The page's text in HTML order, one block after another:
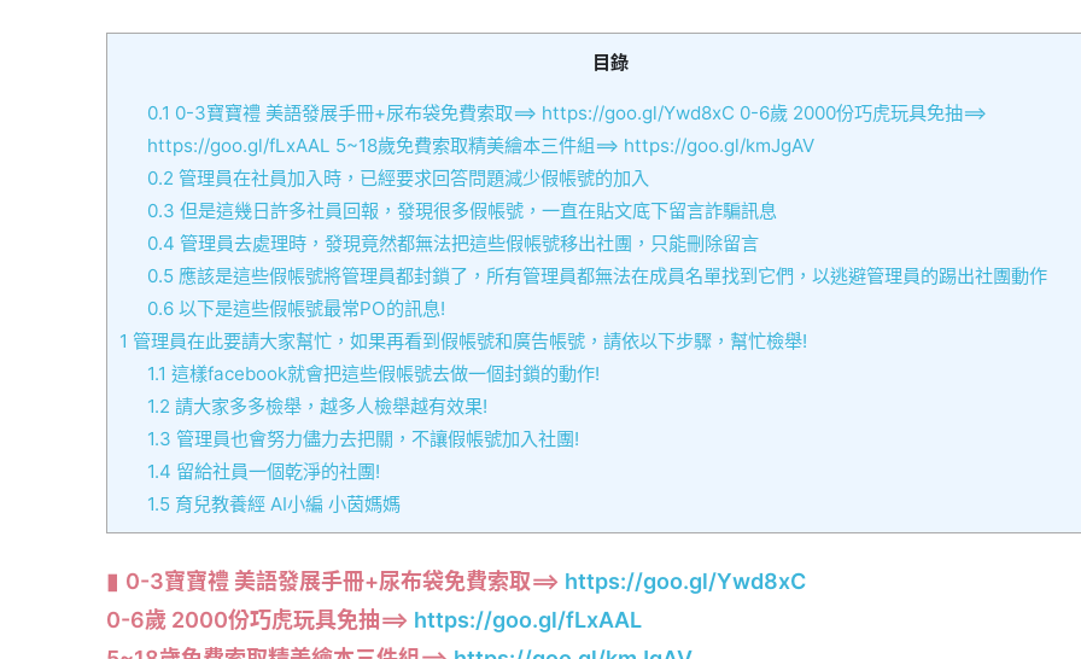
目錄
0.1 0-3寶寶禮 美語發展手冊+尿布袋免費索取==> https://goo.gl/Ywd8xC 0-6歲 2000份巧虎玩具免抽==>
https://goo.gl/fLxAAL 5~18歲免費索取精美繪本三件組==> https://goo.gl/kmJgAV
0.2 管理員在社員加入時，已經要求回答問題減少假帳號的加入
0.3 但是這幾日許多社員回報，發現很多假帳號，一直在貼文底下留言詐騙訊息
0.4 管理員去處理時，發現竟然都無法把這些假帳號移出社團，只能刪除留言
0.5應該是這些假帳號將管理員都封鎖了，所有管理員都無法在成員名單找到它們，以逃避管理員的踢出社團動作
0.6以下是這些假帳號最常PO的訊息!
1 管理員在此要請大家幫忙，如果再看到假帳號和廣告帳號，請依以下步驟，幫忙檢舉!
1.1 這樣facebook就會把這些假帳號去做一個封鎖的動作!
1.2 請大家多多檢舉，越多人檢舉越有效果!
1.3 管理員也會努力儘力去把關，不讓假帳號加入社團!
1.4 留給社員一個乾淨的社團!
1.5育兒教養經 AI小編 小茵媽媽
0-3寶寶禮 美語發展手冊+尿布袋免費索取==> https://goo.gl/Ywd8xC
0-6歲 2000份巧虎玩具免抽==> https://goo.gl/fLxAAL